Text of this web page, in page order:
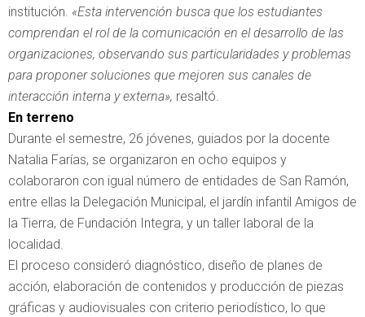
institución. «Esta intervención busca que los estudiantes
comprendan el rol de la comunicación en el desarrollo de las
organizaciones, observando sus particularidades y problemas
para proponer soluciones que mejoren sus canales de
interacción interna y externa», resaltó.
En terreno
Durante el semestre, 26 jóvenes, guiados por la docente
Natalia Farías, se organizaron en ocho equipos y
colaboraron con igual número de entidades de San Ramón,
entre ellas la Delegación Municipal, el jardín infantil Amigos de
la Tierra, de Fundación Integra, y un taller laboral de la
localidad.
El proceso consideró diagnóstico, diseño de planes de
acción, elaboración de contenidos y producción de piezas
gráficas y audiovisuales con criterio periodístico, lo que